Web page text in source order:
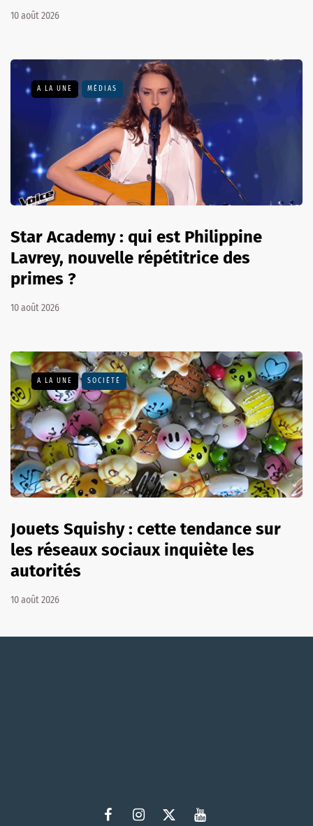
10 août 2026
A LA UNE MÉDIAS
Star Academy : qui est Philippine
Lavrey, nouvelle répétitrice des
primes ?
10 août 2026
A LA UNE SOCIÉTÉ
Jouets Squishy : cette tendance sur
les réseaux sociaux inquiète les
autorités
10 août 2026